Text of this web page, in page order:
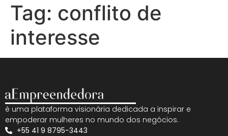
Tag: conflito de
interesse
é uma plataforma visionária dedicada a inspirar e
empoderar mulheres no mundo dos negócios.
+55 41 9 8795-3443